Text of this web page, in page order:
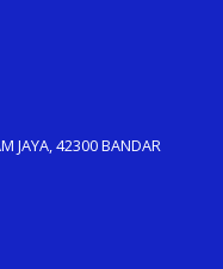
JAYA, 42300 BANDAR